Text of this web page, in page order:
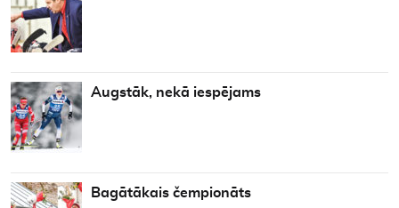
Augstāk, nekā iespējams
Bagātākais čempionāts